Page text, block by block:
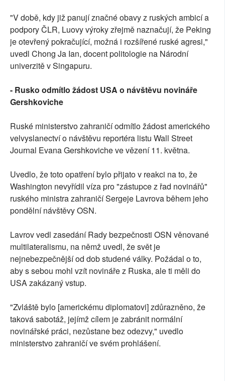
"V době, kdy již panují značné obavy z ruských ambicí a
podpory ČLR, Luovy výroky zřejmě naznačují, že Peking
je otevřený pokračující, možná i rozšířené ruské agresi,"
uvedl Chong Ja Ian, docent politologie na Národní
univerzitě v Singapuru.
- Rusko odmítlo žádost USA o návštěvu novináře
Gershkoviche
Ruské ministerstvo zahraničí odmítlo žádost amerického
velvyslanectví o návštěvu reportéra listu Wall Street
Journal Evana Gershkoviche ve vězení 11. května.
Uvedlo, že toto opatření bylo přijato v reakci na to, že
Washington nevyřídil víza pro "zástupce z řad novinářů"
ruského ministra zahraničí Sergeje Lavrova během jeho
pondělní návštěvy OSN.
Lavrov vedl zasedání Rady bezpečnosti OSN věnované
multilateralismu, na němž uvedl, že svět je
nejnebezpečnější od dob studené války. Požádal o to,
aby s sebou mohl vzít novináře z Ruska, ale ti měli do
USA zakázaný vstup.
"Zvláště bylo [americkému diplomatovi] zdůrazněno, že
taková sabotáž, jejímž cílem je zabránit normální
novinářské práci, nezůstane bez odezvy," uvedlo
ministerstvo zahraničí ve svém prohlášení.